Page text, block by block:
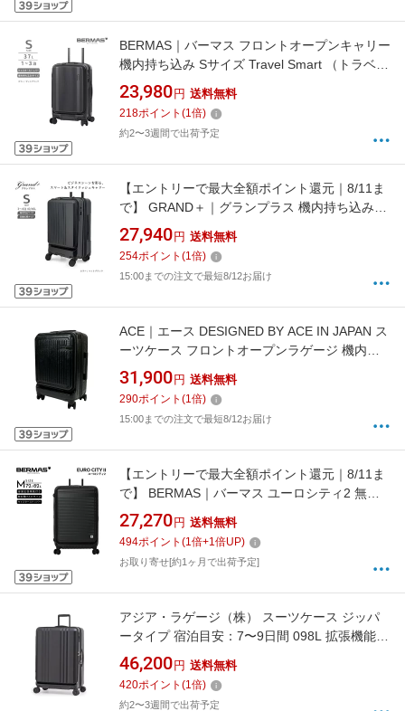
BERMAS｜バーマス フロントオープンキャリー
機内持ち込み Sサイズ Travel Smart （トラベル
スマート） マットブラック 60550 [TSAロック
搭載]
23,980 円 送料無料
218ポイント (1倍)
約2〜3週間で出荷予定
【エントリーで最大全額ポイント還元｜8/11ま
で】 GRAND＋｜グランプラス 機内持ち込みス
ーツケース 容量拡張可 40（/46）L マットブラ
ック 2202-05MBK [TSAロック搭載]
27,940 円 送料無料
254ポイント (1倍)
15:00までの注文で最短8/12お届け
ACE｜エース DESIGNED BY ACE IN JAPAN ス
ーツケース フロントオープンラゲージ 機内持
ち込みサイズ レザーシボブラック ACE-548111
[TSAロック搭載]
31,900 円 送料無料
290ポイント (1倍)
15:00までの注文で最短8/12お届け
【エントリーで最大全額ポイント還元｜8/11ま
で】 BERMAS｜バーマス ユーロシティ2 無料
預入 拡張機能付き Mサイズ EURO CITY 2
マットブラック 60297 [TSAロック搭載]
27,270 円 送料無料
494ポイント (1倍+1倍UP)
お取り寄せ[約1ヶ月で出荷予定]
アジア・ラゲージ（株） スーツケース ジッパ
ータイプ 宿泊目安：7〜9日間 098L 拡張機能搭
載 フロントオープン キャスターストッパー 洗
える内装 デカかるEdge2 マットブラック ALI-
078-28FW [TSAロック搭載]
46,200 円 送料無料
420ポイント (1倍)
約2〜3週間で出荷予定